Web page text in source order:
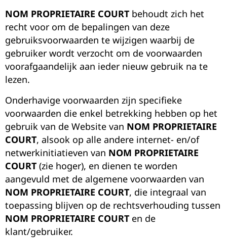
NOM PROPRIETAIRE COURT behoudt zich het
recht voor om de bepalingen van deze
gebruiksvoorwaarden te wijzigen waarbij de
gebruiker wordt verzocht om de voorwaarden
voorafgaandelijk aan ieder nieuw gebruik na te
lezen.
Onderhavige voorwaarden zijn specifieke
voorwaarden die enkel betrekking hebben op het
gebruik van de Website van NOM PROPRIETAIRE
COURT, alsook op alle andere internet- en/of
netwerkinitiatieven van NOM PROPRIETAIRE
COURT (zie hoger), en dienen te worden
aangevuld met de algemene voorwaarden van
NOM PROPRIETAIRE COURT, die integraal van
toepassing blijven op de rechtsverhouding tussen
NOM PROPRIETAIRE COURT en de
klant/gebruiker.